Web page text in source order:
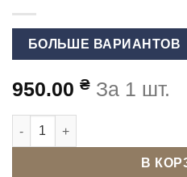
БОЛЬШЕ ВАРИАНТОВ
950.00 ₴ За 1 шт.
Количество товара Пресс
В